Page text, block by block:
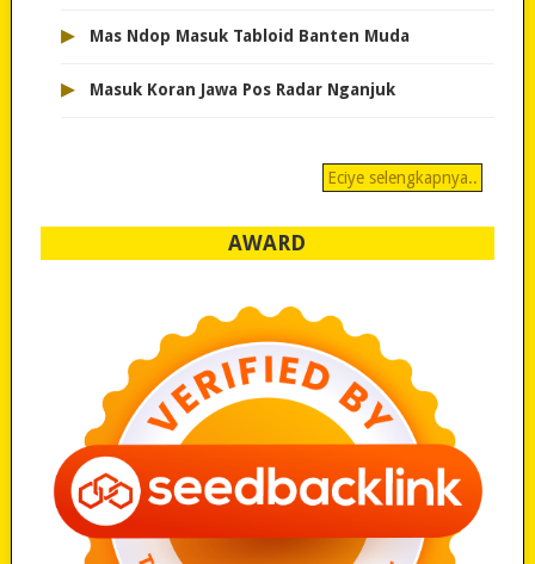
▸ Mas Ndop Masuk Tabloid Banten Muda
▸ Masuk Koran Jawa Pos Radar Nganjuk
Eciye selengkapnya..
AWARD